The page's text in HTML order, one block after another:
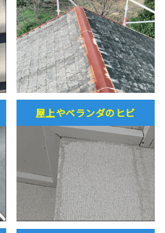
屋上やベランダのヒビ